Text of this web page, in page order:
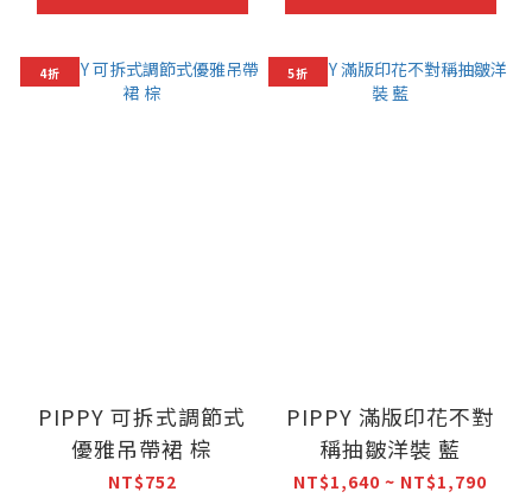
4折
PIPPY 可拆式調節式
優雅吊帶裙 棕
NT$752
5折
PIPPY 滿版印花不對
稱抽皺洋裝 藍
NT$1,640 ~ NT$1,790